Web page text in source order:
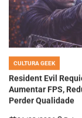
POSTED
IN
Resident Evil
Aumentar FPS,
Perder Qualidade
on